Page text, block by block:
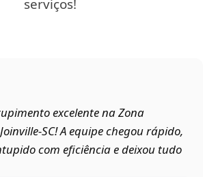
serviços!
excelente na Zona
A equipe chegou rápido,
com eficiência e deixou tudo